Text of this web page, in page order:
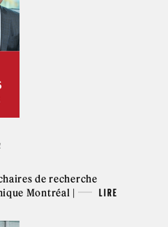
de recherche
Montréal |
LIRE